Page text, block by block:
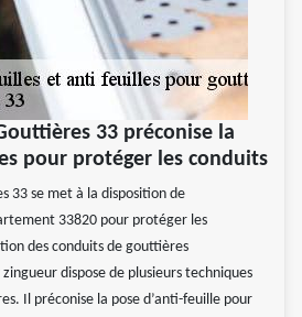
33 préconise la
pour protéger les conduits
33 se met à la disposition de
33820 pour protéger les
des conduits de gouttières
dispose de plusieurs techniques
Il préconise la pose d’anti-feuille pour